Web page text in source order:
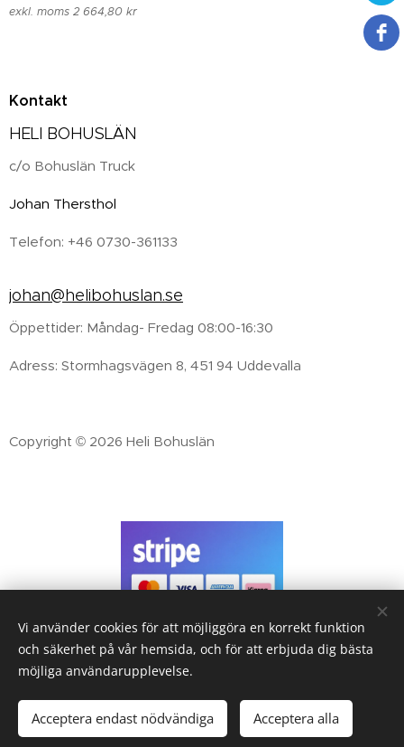
exkl. moms 2 664,80 kr
Lägg i kundvagnen
Kontakt
HELI BOHUSLÄN
c/o Bohuslän Truck
Johan Thersthol
Telefon: +46 0730-361133
johan@helibohuslan.se
Öppettider: Måndag- Fredag 08:00-16:30
Adress: Stormhagsvägen 8, 451 94 Uddevalla
Copyright © 2026 Heli Bohuslän
Handla tryggt med
Betallösningar från Stripe
& Klarna
Cookies
Vi använder cookies för att möjliggöra en korrekt funktion
och säkerhet på vår hemsida, och för att erbjuda dig bästa
möjliga användarupplevelse.
Acceptera endast nödvändiga Acceptera alla